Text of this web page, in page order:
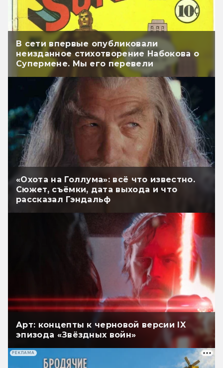
В сети впервые опубликовали
неизданное стихотворение Набокова о
Супермене. Мы его перевели
«Охота на Голлума»: всё что известно.
Сюжет, съёмки, дата выхода и что
рассказал Гэндальф
Арт: концепты к черновой версии IX
эпизода «Звёздных войн»
РЕКЛАМА